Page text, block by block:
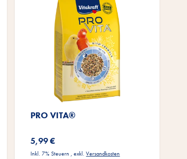
PRO VITA®
5,99 €
Inkl. 7% Steuern ,exkl.Versandkosten